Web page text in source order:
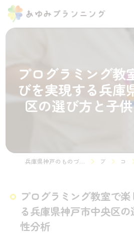
プログラミング教
びを実現する兵庫
区の選び方と子
兵庫県神戸のものづくりやプログラミング教室ならSTEMON 神戸諏訪山校 ブログ コラム
プログラミング教室で
る兵庫県神戸市中央区
性分析